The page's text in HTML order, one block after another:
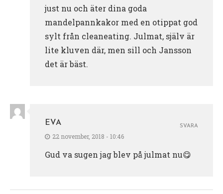
just nu och äter dina goda
mandelpannkakor med en otippat god
sylt från cleaneating. Julmat, själv är
lite kluven där, men sill och Jansson
det är bäst.
EVA
22 november, 2018 - 10:46
Gud va sugen jag blev på julmat nu😋
SVARA